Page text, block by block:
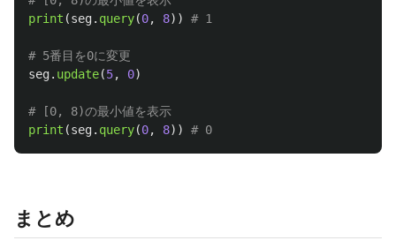
print (seg. query(0, 8))
seg. update(5, 0)
print (seg. query(0, 8))
まとめ